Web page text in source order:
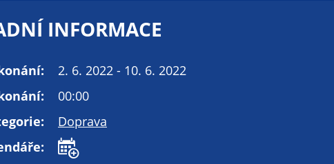
INFORMACE
2. 6. 2022 - 10. 6. 2022
00:00
Doprava
Technické
cookies
Technické
nezbytné pro